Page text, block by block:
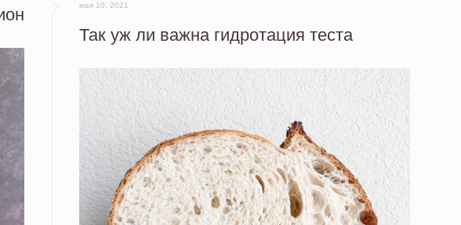
мая 10, 2021
Так уж ли важна гидротация теста